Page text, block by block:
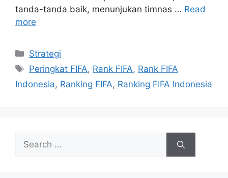
tanda-tanda baik, menunjukan timnas … Read
more
Categories
Strategi
Tags
Peringkat FIFA, Rank FIFA, Rank FIFA
Indonesia, Ranking FIFA, Ranking FIFA Indonesia
Search
for: